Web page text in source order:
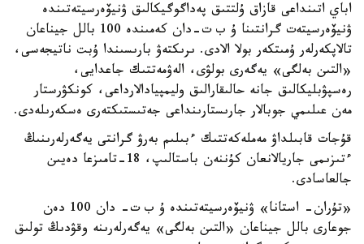
اباي اتىنداعى قازاق ۇلتتىق پەداگوگيكالىق ۋنيۆەرسيتەتىندە
ۋنيۆەرسيتەت گرانتىنا ۇ ب ت-دان كەمىندە 100 بالل جيناعان
تالاپكەرلەر ۇمىتكەر بولا الادى. ىرىكتەۋ بارىسىندا ۇبت ناتيجەسى،
«التىن بەلگى» يەگەرى بولۋى، الەۋمەتتىك جاعدايى،
رەسپۋبليكالىق جانە حالىقارالىق وليمپيادالارداعى، كونكۋرستار
مەن عىلىمي جوبالار جارىستارىنداعى جەتىستىكتەرى ەسكەرىلەدى.
قۇجات قابىلداۋ مەملەكەتتىك ءبىلىم بەرۋ گرانتى يەگەرلەرىنىڭ
ءتىزىمى جاريالانعان كۇننەن باستالىپ، 18-تامىزعا دەيىن
جالعاسادى.
«تۇران- استانا» ۋنيۆەرسيتەتىندە ۇ ب ت- دان 100 دەن
جوعارى بالل جيناعان «التىن بەلگى» يەگەرلەرىنە وقۋدىڭ تولىق